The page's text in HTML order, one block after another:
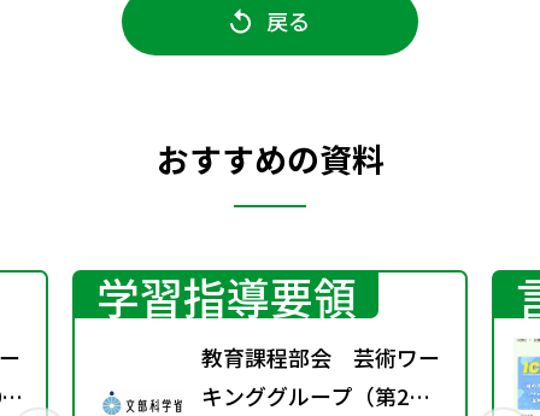
戻る
おすすめの資料
学習指導要領
教育課程部会 芸術ワー
キンググループ（第2